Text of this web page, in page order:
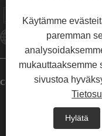
+86-595-22777735
Qzlcdz@126.com
Copyright © 2024
Links Sitemap
Käytämme
paremman
mukauttaaksemme
sivustoa
Hylätä